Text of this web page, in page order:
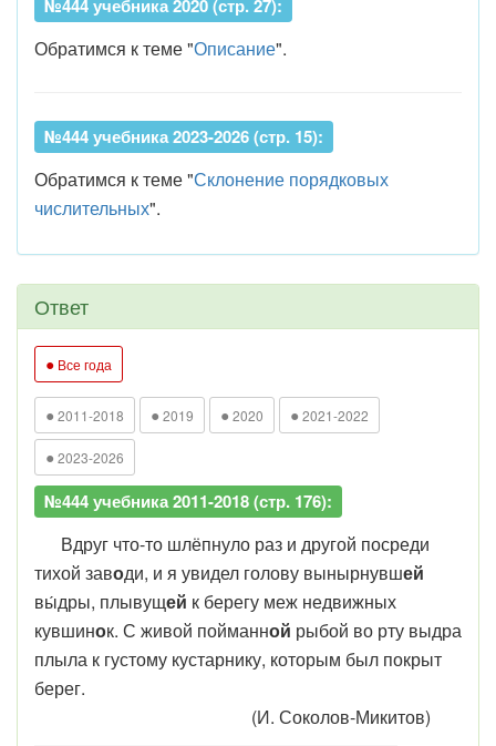
№444 учебника 2020 (стр. 27):
Обратимся к теме "Описание".
№444 учебника 2023-2026 (стр. 15):
Обратимся к теме "Склонение порядковых
числительных".
Ответ
● Все года
● 2011-2018 ● 2019 ● 2020 ● 2021-2022
● 2023-2026
№444 учебника 2011-2018 (стр. 176):
Вдруг что-то шлёпнуло раз и другой посреди
тихой заводи, и я увидел голову вынырнувшей
вы́дры, плывущей к берегу меж недвижных
кувшинок. С живой пойманной рыбой во рту выдра
плыла к густому кустарнику, которым был покрыт
берег.
(И. Соколов-Микитов)